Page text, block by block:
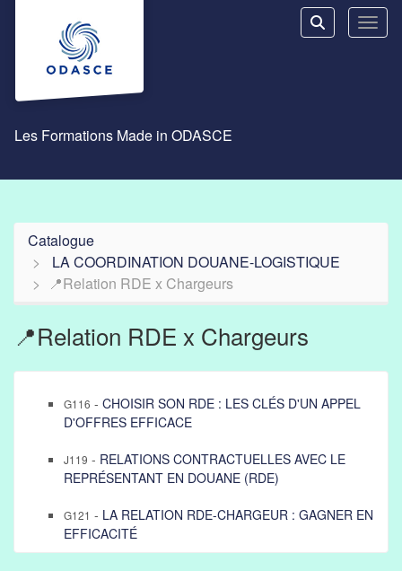
Aller au menu principal
Aller au contenu principal
Personnaliser l'interface
Rechercher
Les Formations Made in ODASCE
Catalogue
LA COORDINATION DOUANE-LOGISTIQUE
📍Relation RDE x Chargeurs
📍Relation RDE x Chargeurs
G116 - CHOISIR SON RDE : LES CLÉS D'UN APPEL
D'OFFRES EFFICACE
J119 - RELATIONS CONTRACTUELLES AVEC LE
REPRÉSENTANT EN DOUANE (RDE)
G121 - LA RELATION RDE-CHARGEUR : GAGNER EN
EFFICACITÉ